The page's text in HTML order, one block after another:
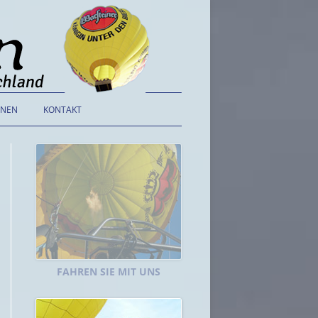
KONTAKT
ALLGEMEINE
GESCHÄFTSBEDINGUNGEN
DATENSCHUTZERKLÄRUNG
IMPRESSUM
FAHREN SIE MIT UNS